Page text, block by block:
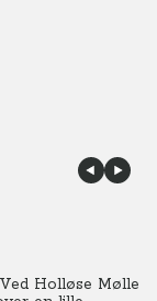
Holløse Mølle